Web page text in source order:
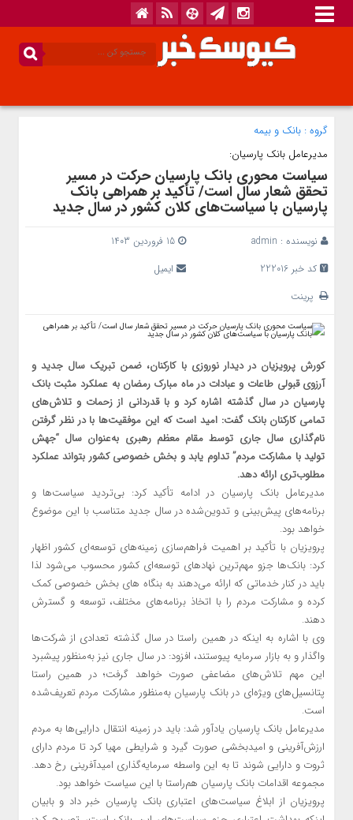
گروه : بانک‌ و بیمه
مدیرعامل بانک پارسیان:
سیاست محوری بانک پارسیان حرکت در مسیر
تحقق شعار سال است/ تأکید بر همراهی بانک
پارسیان با سیاست‌های کلان کشور در سال جدید
نویسنده : admin
15 فروردین 1403
کد خبر 222016
ایمیل
پرینت
کورش پرویزیان در دیدار نوروزی با کارکنان، ضمن تبریک سال جدید و
آرزوی قبولی طاعات و عبادات در ماه مبارک رمضان به عملکرد مثبت بانک
پارسیان در سال گذشته اشاره کرد و با قدردانی از زحمات و تلاش‌های
تمامی کارکنان بانک گفت: امید است که این موفقیت‌ها با در نظر گرفتن
نام‌گذاری سال جاری توسط مقام معظم رهبری به‌عنوان سال “جهش
تولید با مشارکت مردم” تداوم یابد و بخش خصوصی کشور بتواند عملکرد
مطلوب‌تری ارائه دهد.
مدیرعامل بانک پارسیان در ادامه تأکید کرد: بی‌تردید سیاست‌ها و
برنامه‌های پیش‌بینی و تدوین‌شده در سال جدید متناسب با این موضوع
خواهد بود.
پرویزیان با تأکید بر اهمیت فراهم‌سازی زمینه‌های توسعه‌ای کشور اظهار
کرد: بانک‌ها جزو مهم‌ترین نهادهای توسعه‌ای کشور محسوب می‌شود لذا
باید در کنار خدماتی که ارائه می‌دهند به بنگاه های بخش خصوصی کمک
کرده و مشارکت مردم را با اتخاذ برنامه‌های مختلف، توسعه و گسترش
دهند.
وی با اشاره به اینکه در همین راستا در سال گذشته تعدادی از شرکت‌ها
واگذار و به بازار سرمایه پیوستند، افزود: در سال جاری نیز به‌منظور پیشبرد
این مهم تلاش‌های مضاعفی صورت خواهد گرفت؛ در همین راستا
پتانسیل‌های ویژه‌ای در بانک پارسیان به‌منظور مشارکت مردم تعریف‌شده
است.
مدیرعامل بانک پارسیان یادآور شد: باید در زمینه انتقال دارایی‌ها به مردم
ارزش‌آفرینی و امیدبخشی صورت گیرد و شرایطی مهیا کرد تا مردم دارای
ثروت و دارایی شوند تا به این واسطه سرمایه‌گذاری امیدآفرینی رخ دهد.
مجموعه اقدامات بانک پارسیان هم‌راستا با این سیاست خواهد بود.
پرویزیان از ابلاغ سیاست‌های اعتباری بانک پارسیان خبر داد و بابیان